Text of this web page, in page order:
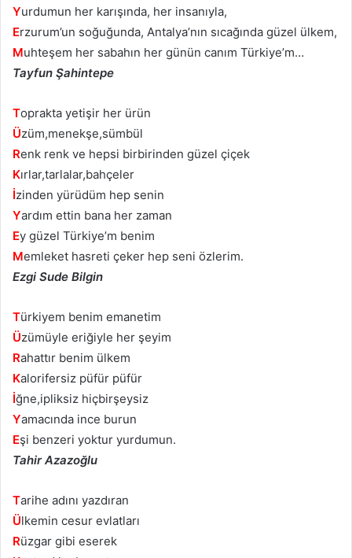
Yurdumun her karışında, her insanıyla,
Erzurum’un soğuğunda, Antalya’nın sıcağında güzel ülkem,
Muhteşem her sabahın her günün canım Türkiye’m…
Tayfun Şahintepe
Toprakta yetişir her ürün
Üzüm,menekşe,sümbül
Renk renk ve hepsi birbirinden güzel çiçek
Kırlar,tarlalar,bahçeler
İzinden yürüdüm hep senin
Yardım ettin bana her zaman
Ey güzel Türkiye’m benim
Memleket hasreti çeker hep seni özlerim.
Ezgi Sude Bilgin
Türkiyem benim emanetim
Üzümüyle eriğiyle her şeyim
Rahattır benim ülkem
Kalorifersiz püfür püfür
İğne,ipliksiz hiçbirşeysiz
Yamacında ince burun
Eşi benzeri yoktur yurdumun.
Tahir Azazoğlu
Tarihe adını yazdıran
Ülkemin cesur evlatları
Rüzgar gibi eserek